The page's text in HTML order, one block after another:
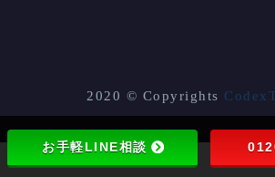
2020 © Copyrights
お手軽LINE相談